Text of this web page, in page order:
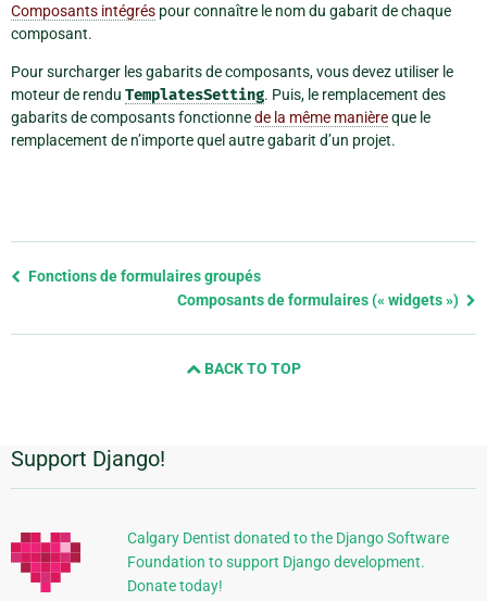
Composants intégrés pour connaître le nom du gabarit de chaque
composant.
Pour surcharger les gabarits de composants, vous devez utiliser le
moteur de rendu TemplatesSetting. Puis, le remplacement des
gabarits de composants fonctionnede la même manièreque le
remplacement de n’importe quel autre gabarit d’un projet.
Previous
Fonctions de formulaires groupés
Composants de formulaires (« widgets »)
BACK TO TOP
Informations
supplémentaires
Support Django!
Calgary Dentist donated to the Django Software
Foundation to support Django development.
Donate today!